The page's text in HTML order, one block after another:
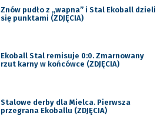
Znów pudło z „wapna” i Stal Ekoball dzieli
się punktami (ZDJĘCIA)
Ekoball Stal remisuje 0:0. Zmarnowany
rzut karny w końcówce (ZDJĘCIA)
Stalowe derby dla Mielca. Pierwsza
przegrana Ekoballu (ZDJĘCIA)